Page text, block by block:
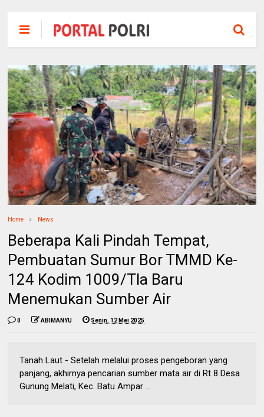
Home News
Beberapa Kali Pindah Tempat,
Pembuatan Sumur Bor TMMD Ke-
124 Kodim 1009/Tla Baru
Menemukan Sumber Air
0 ABIMANYU Senin, 12 Mei 2025
Tanah Laut - Setelah melalui proses pengeboran yang
panjang, akhirnya pencarian sumber mata air di Rt 8 Desa
Gunung Melati, Kec. Batu Ampar ...